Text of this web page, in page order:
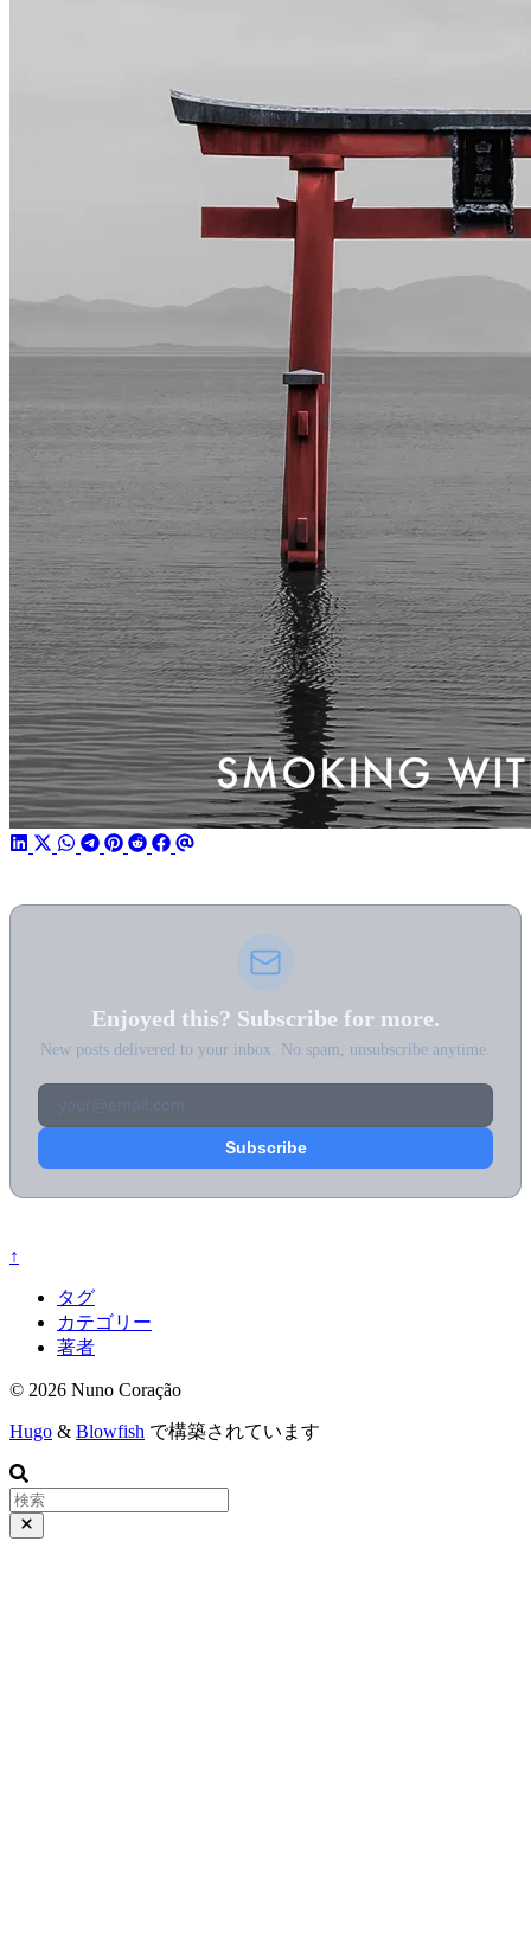
Enjoyed this? Subscribe for more.
New posts delivered to your inbox. No spam, unsubscribe anytime.
↑
タグ
カテゴリー
著者
© 2026 Nuno Coração
Hugo & Blowfish で構築されています